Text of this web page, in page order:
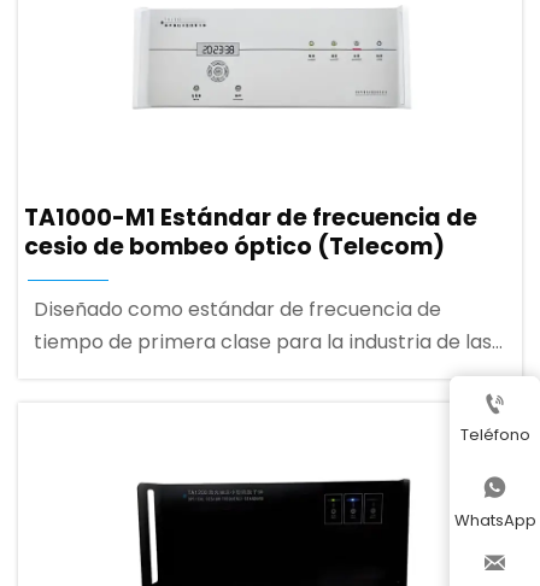
energía, metrología de frecuencia de tiempo,
TA1000-M1 Estándar de frecuencia de
cesio de bombeo óptico (Telecom)
Diseñado como estándar de frecuencia de
tiempo de primera clase para la industria de las
telecomunicaciones, utilizado como referencia

Teléfono

WhatsApp
